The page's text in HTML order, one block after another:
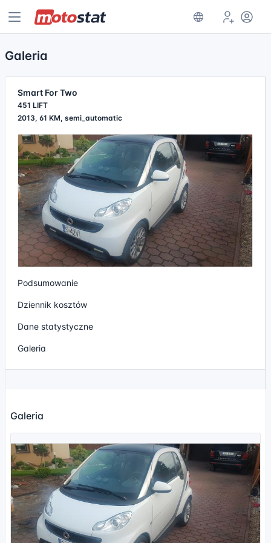
Galeria
Smart For Two
451 LIFT
2013, 61 KM, semi_automatic
Podsumowanie
Dziennik kosztów
Dane statystyczne
Galeria
Galeria